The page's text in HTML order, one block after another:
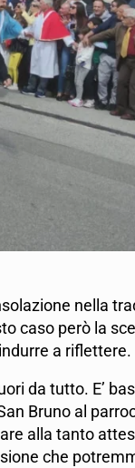
nella
caso però la
a riflettere.
da tutto. E’
Bruno al
alla tanto
che